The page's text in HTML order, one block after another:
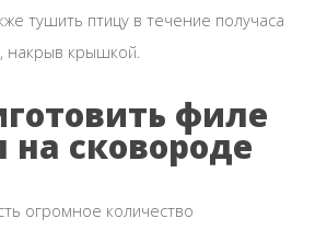
тушить птицу в течение получаса
накрыв крышкой.
филе
сковороде
огромное количество